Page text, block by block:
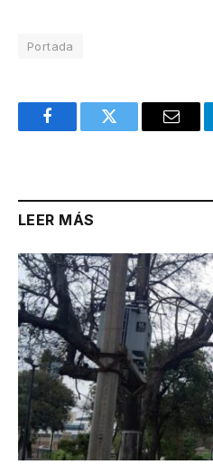
Portada
FacebookTwitter Email
LEER MÁS